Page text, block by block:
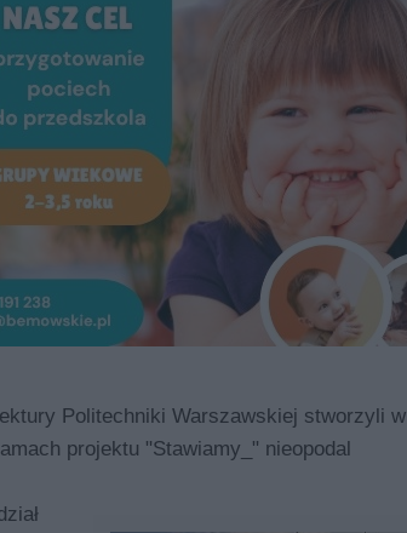
Politechniki Warszawskiej stworzyli w
projektu "Stawiamy_" nieopodal